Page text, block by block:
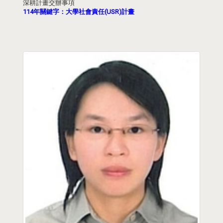
深耕計畫交辦事項
114年關鍵字：大學社會責任(USR)計畫